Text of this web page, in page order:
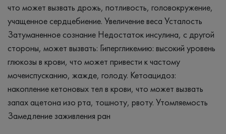
что может вызвать дрожь, потливость, головокружение,
учащенное сердцебиение. Увеличение веса Усталость
Затуманенное сознание Недостаток инсулина, с другой
стороны, может вызвать: Гипергликемию: высокий уровень
глюкозы в крови, что может привести к частому
мочеиспусканию, жажде, голоду. Кетоацидоз:
накопление кетоновых тел в крови, что может вызвать
запах ацетона изо рта, тошноту, рвоту. Утомляемость
Замедление заживления ран